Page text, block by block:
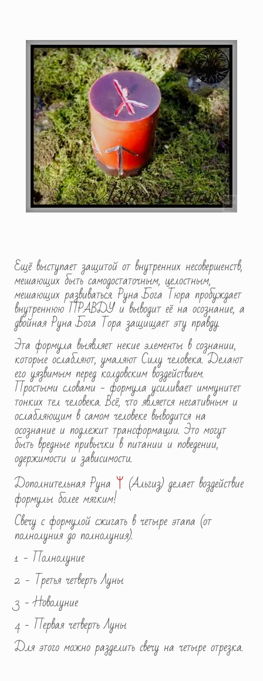
Ещё выступает защитой от внутренних несовершенств,
мешающих быть самодостаточным, целостным,
мешающих развиваться. Руна Бога Тюра пробуждает
внутреннюю ПРАВДУ и выводит её на осознание, а
двойная Руна Бога Тора защищает эту правду.
Эта формула выявляет некие элементы в сознании,
которые ослабляют, умаляют Силу человека. Делают
его уязвимым перед колдовским воздействием.
Простыми словами - формула усиливает иммунитет
тонких тел человека. Всё, что является негативным и
ослабляющим в самом человеке выводится на
осознание и подлежит трансформации. Это могут
быть вредные привычки в питании и поведении,
одержимости и зависимости.
Дополнительная Руна ᛘ (Альгиз) делает воздействие
формулы более мягким!
Свечу с формулой сжигать в четыре этапа (от
полнолуния до полнолуния).
1 - Полнолуние
2 - Третья четверть Луны
3 - Новолуние
4 - Первая четверть Луны
Для этого можно разделить свечу на четыре отрезка.